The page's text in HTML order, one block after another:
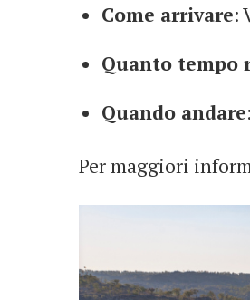
Come arrivare:
Quanto tempo
Quando andare
Per maggiori